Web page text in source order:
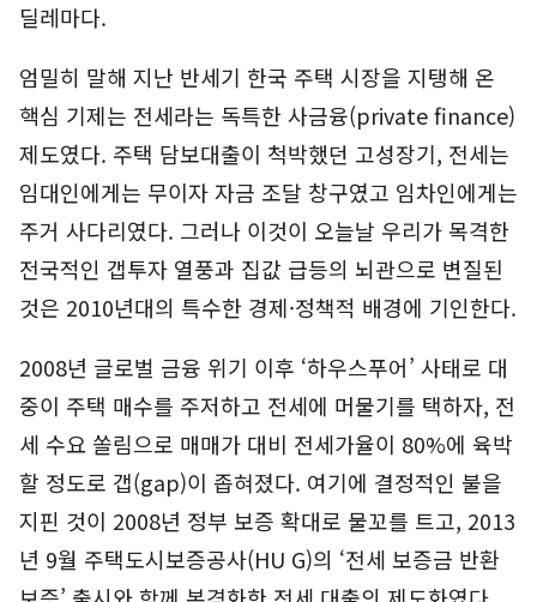
딜레마다.
엄밀히 말해 지난 반세기 한국 주택 시장을 지탱해 온
핵심 기제는 전세라는 독특한 사금융(private finance)
제도였다. 주택 담보대출이 척박했던 고성장기, 전세는
임대인에게는 무이자 자금 조달 창구였고 임차인에게는
주거 사다리였다. 그러나 이것이 오늘날 우리가 목격한
전국적인 갭투자 열풍과 집값 급등의 뇌관으로 변질된
것은 2010년대의 특수한 경제·정책적 배경에 기인한다.
2008년 글로벌 금융 위기 이후 ‘하우스푸어’ 사태로 대
중이 주택 매수를 주저하고 전세에 머물기를 택하자, 전
세 수요 쏠림으로 매매가 대비 전세가율이 80%에 육박
할 정도로 갭(gap)이 좁혀졌다. 여기에 결정적인 불을
지핀 것이 2008년 정부 보증 확대로 물꼬를 트고, 2013
년 9월 주택도시보증공사(HU G)의 ‘전세 보증금 반환